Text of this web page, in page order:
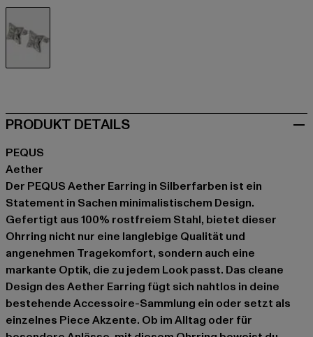
PRODUKT DETAILS
PEQUS
Aether
Der PEQUS Aether Earring in Silberfarben ist ein
Statement in Sachen minimalistischem Design.
Gefertigt aus 100% rostfreiem Stahl, bietet dieser
Ohrring nicht nur eine langlebige Qualität und
angenehmen Tragekomfort, sondern auch eine
markante Optik, die zu jedem Look passt. Das cleane
Design des Aether Earring fügt sich nahtlos in deine
bestehende Accessoire-Sammlung ein oder setzt als
einzelnes Piece Akzente. Ob im Alltag oder für